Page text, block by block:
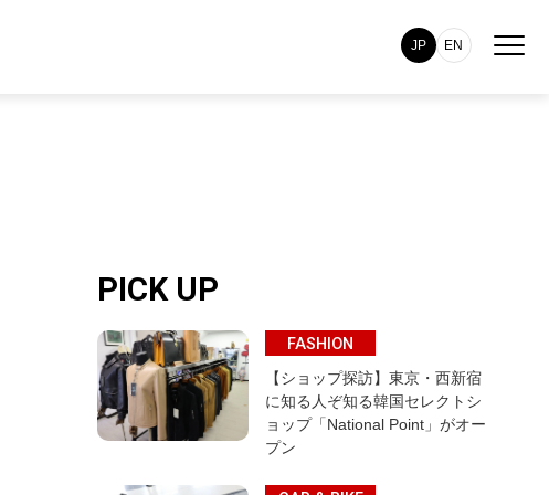
JP EN
PICK UP
FASHION
【ショップ探訪】東京・西新宿
に知る人ぞ知る韓国セレクトシ
ョップ「National Point」がオー
プン